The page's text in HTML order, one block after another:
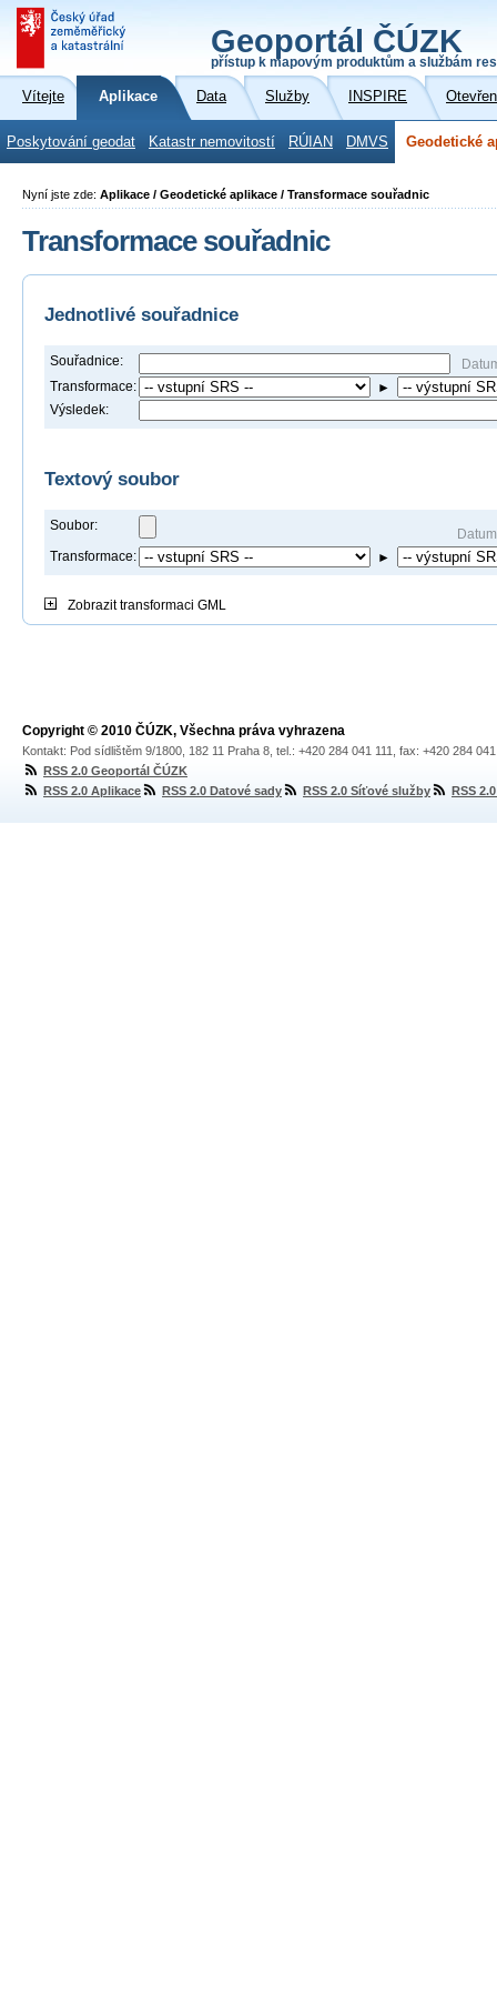
Geoportál ČÚZK
přístup k mapovým produktům a službám
Vítejte Aplikace Data Služby INSPIRE
Poskytování geodat Katastr nemovitostí RÚIAN DMVS Geodetické
Nyní jste zde: Aplikace / Geodetické aplikace / Transformace souřadnic
Transformace souřadnic
Jednotlivé souřadnice
Souřadnice:
Transformace:
►
Výsledek:
Textový soubor
Soubor:
Transformace:
►
Zobrazittransformaci GML
Copyright © 2010 ČÚZK, Všechna práva vyhrazena
Kontakt: Pod sídlištěm 9/1800, 182 11 Praha 8, tel.: +420 284 041 111, fax: +420 284
RSS 2.0 Geoportál ČÚZK
RSS 2.0 Aplikace
RSS 2.0 Datové sady RSS 2.0 Síťové služby RSS